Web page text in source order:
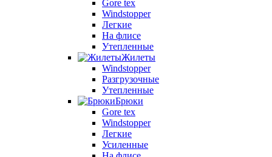
Gore tex
Windstopper
Легкие
На флисе
Утепленные
Жилеты
Windstopper
Разгрузочные
Утепленные
Брюки
Gore tex
Windstopper
Легкие
Усиленные